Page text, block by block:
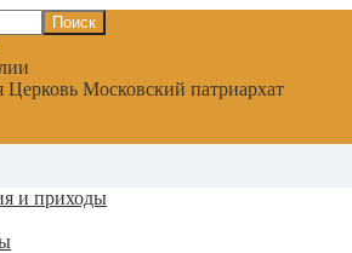
Церковь Московский патриархат
и приходы